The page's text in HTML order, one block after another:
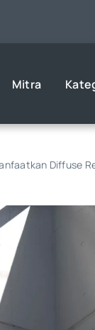
Mitra
Diffuse